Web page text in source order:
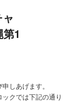
1
しあげます。
クでは下記の通り